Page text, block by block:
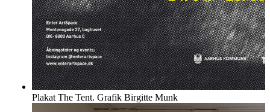
Plakat The Tent. Grafik Birgitte Munk